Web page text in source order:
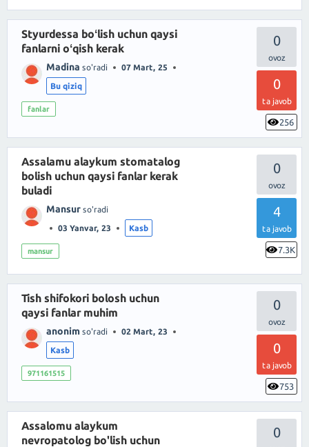
0
0
ta javob
256
Styurdessa boʻlish uchun qaysi
fanlarni oʻqish kerak
Madina so'radi 07 Mart, 25
Bu qiziq
fanlar
0
4
ta javob
7.3K
Assalamu alaykum stomatalog
bolish uchun qaysi fanlar kerak
buladi
Mansur so'radi
03 Yanvar, 23 Kasb
mansur
0
0
ta javob
753
Tish shifokori bolosh uchun
qaysi fanlar muhim
anonim so'radi 02 Mart, 23
Kasb
971161515
0
Assalomu alaykum
nevropatolog bo'lish uchun